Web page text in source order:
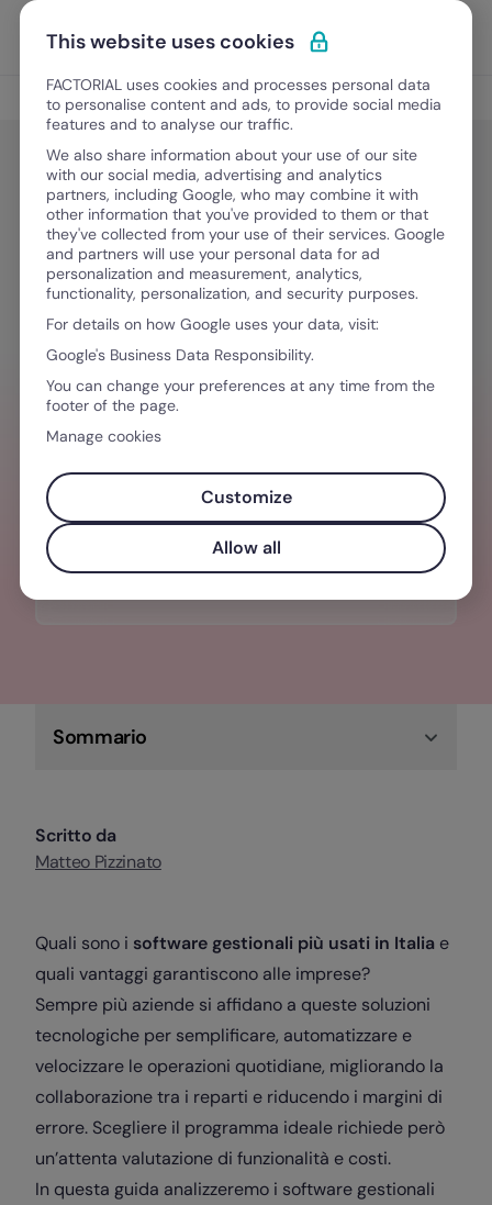
Vai al contenuto
Scopri Factorial
Gestione del personale
Gestione del personale
I 10 software gestionali più usati in
Italia
6 Agosto, 2026·8 minuti di lettura
HAI BISOGNO D´AIUTO PER GESTIRE I TEAM
Valorizza l'esperienza dei tuoi team con
una gestione del personale
centralizzata, semplice e veloce.
Sommario
Scritto da
Matteo Pizzinato
Quali sono i software gestionali più usati in Italia e
quali vantaggi garantiscono alle imprese?
Sempre più aziende si affidano a queste soluzioni
tecnologiche per semplificare, automatizzare e
velocizzare le operazioni quotidiane, migliorando la
collaborazione tra i reparti e riducendo i margini di
errore. Scegliere il programma ideale richiede però
un’attenta valutazione di funzionalità e costi.
In questa guida analizzeremo i software gestionali
This website uses cookies
FACTORIAL uses cookies and processes personal data
to personalise content and ads, to provide social media
features and to analyse our traffic.
We also share information about your use of our site
with our social media, advertising and analytics
partners, including Google, who may combine it with
other information that you've provided to them or that
they've collected from your use of their services. Google
and partners will use your personal data for ad
personalization and measurement, analytics,
functionality, personalization, and security purposes.
For details on how Google uses your data, visit:
Google's Business Data Responsibility.
You can change your preferences at any time from the
footer of the page.
Manage cookies
Customize
Allow all